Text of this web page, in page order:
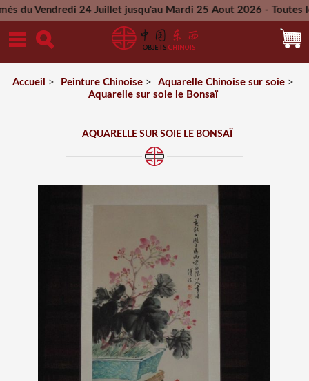
Vendredi 24 Juillet jusqu'au Mardi 25 Aout 2026 - Toutes les
Mercredi 26 Aout 2026
Accueil > Peinture Chinoise> Aquarelle Chinoise sur soie>
Aquarelle sur soie le Bonsaï
AQUARELLE SUR SOIE LE BONSAÏ